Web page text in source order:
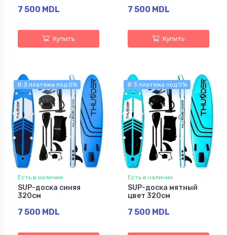
7 500 MDL
Купить
7 500 MDL
Купить
В 3 платежа под 0%
Есть в наличии
SUP-доска синяя
320см
7 500 MDL
В 3 платежа под 0%
Есть в наличии
SUP-доска мятный
цвет 320см
7 500 MDL